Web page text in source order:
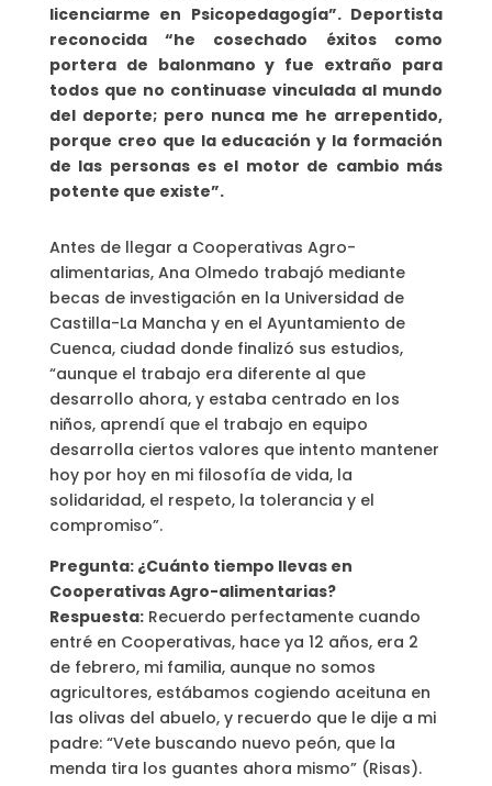
licenciarme en Psicopedagogía”. Deportista
reconocida “he cosechado éxitos como
portera de balonmano y fue extraño para
todos que no continuase vinculada al mundo
del deporte; pero nunca me he arrepentido,
porque creo que la educación y la formación
de las personas es el motor de cambio más
potente que existe”.
Antes de llegar a Cooperativas Agro-
alimentarias, Ana Olmedo trabajó mediante
becas de investigación en la Universidad de
Castilla-La Mancha y en el Ayuntamiento de
Cuenca, ciudad donde finalizó sus estudios,
“aunque el trabajo era diferente al que
desarrollo ahora, y estaba centrado en los
niños, aprendí que el trabajo en equipo
desarrolla ciertos valores que intento mantener
hoy por hoy en mi filosofía de vida, la
solidaridad, el respeto, la tolerancia y el
compromiso”.
Pregunta: ¿Cuánto tiempo llevas en
Cooperativas Agro-alimentarias?
Respuesta:Recuerdo perfectamente cuando
entré en Cooperativas, hace ya 12 años, era 2
de febrero, mi familia, aunque no somos
agricultores, estábamos cogiendo aceituna en
las olivas del abuelo, y recuerdo que le dije a mi
padre: “Vete buscando nuevo peón, que la
menda tira los guantes ahora mismo” (Risas).